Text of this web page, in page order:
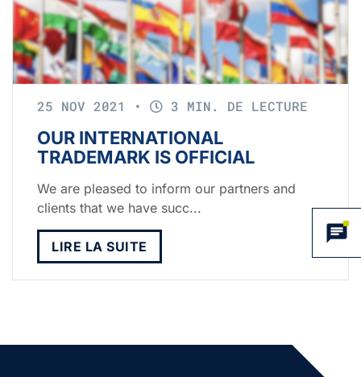
25 NOV 2021 • 3 MIN. DE LECTURE
OUR INTERNATIONAL
TRADEMARK IS OFFICIAL
We are pleased to inform our partners and
clients that we have succ...
LIRE LA SUITE